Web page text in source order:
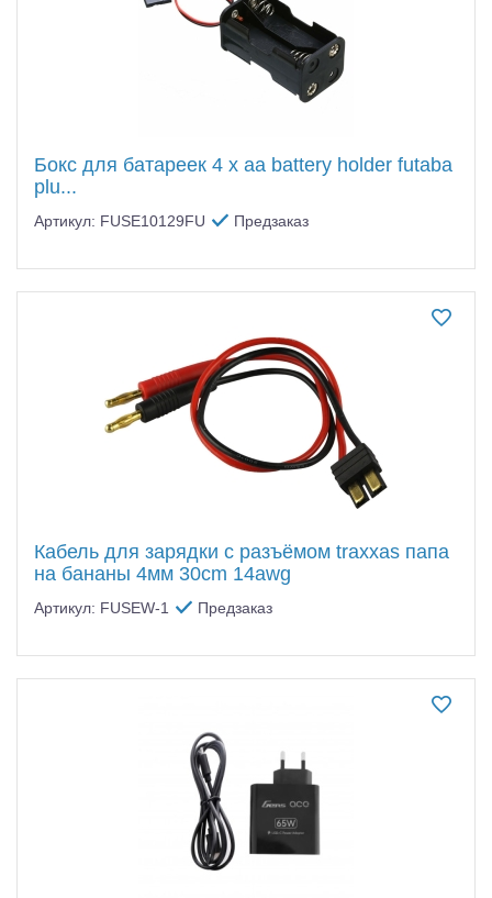
Бокс для батареек 4 x aa battery holder futaba
plu...
Артикул: FUSE10129FU Предзаказ
Кабель для зарядки с разъёмом traxxas папа
на бананы 4мм 30cm 14awg
Артикул: FUSEW-1 Предзаказ